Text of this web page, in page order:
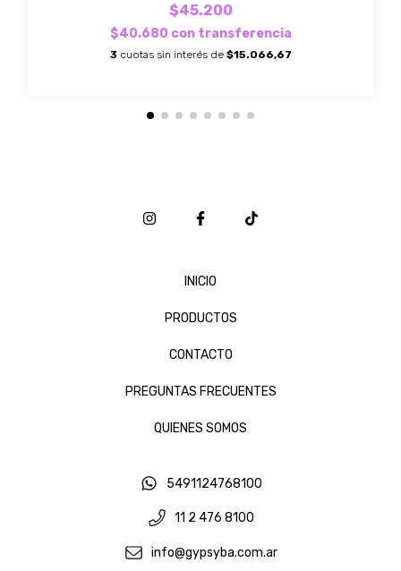
$45.200
$40.680 con transferencia
3 cuotas sin interés de $15.066,67
INICIO
PRODUCTOS
CONTACTO
PREGUNTAS FRECUENTES
QUIENES SOMOS
5491124768100
11 2 476 8100
info@gypsyba.com.ar